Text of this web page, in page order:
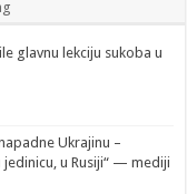
glavnu lekciju sukoba u
Ukrajinu –
u Rusiji“ — mediji